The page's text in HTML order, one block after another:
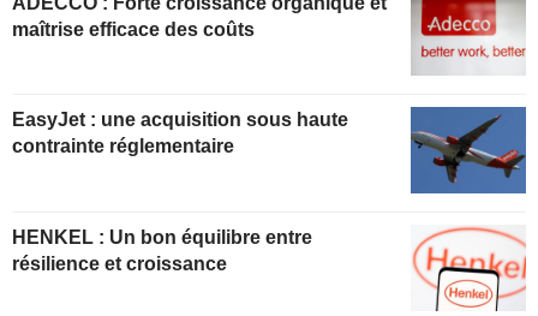
maîtrise efficace des coûts
EasyJet : une acquisition sous haute
contrainte réglementaire
HENKEL : Un bon équilibre entre
résilience et croissance